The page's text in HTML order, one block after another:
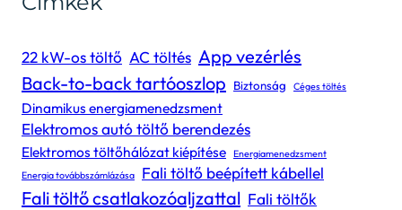
22 kW-os töltő AC töltés App vezérlés
Back-to-back tartóoszlop
Biztonság Céges töltés
Dinamikus energiamenedzsment
Elektromos autó töltő berendezés
Elektromos töltőhálózat kiépítése Energiamenedzsment
Energia továbbszámlázása
Fali töltő beépített kábellel
Fali töltő csatlakozóaljzattal Fali töltők